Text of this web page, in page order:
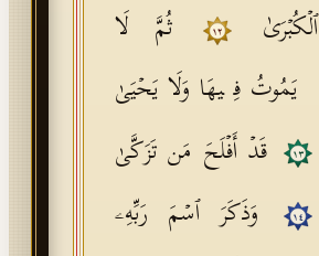
ٱلۡكُبۡرَىٰ
١٢
ثُمَّ لَا
یَمُوتُ فِیهَا وَلَا یَحۡیَىٰ
١٣ قَدۡ أَفۡلَحَ مَن تَزَكَّىٰ
١٤
وَذَكَرَ ٱسۡمَ رَبِّهِۦ